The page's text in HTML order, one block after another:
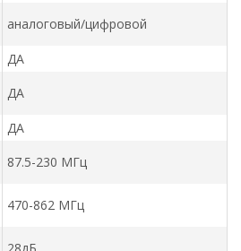
аналоговый/цифровой
ДА
ДА
ДА
87.5-230 МГц
470-862 МГц